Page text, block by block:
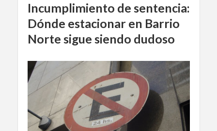
Incumplimiento de sentencia:
Dónde estacionar en Barrio
Norte sigue siendo dudoso